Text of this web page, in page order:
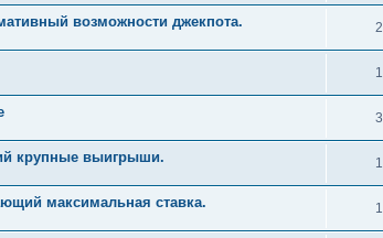
возможности джекпота. 2
1
3
крупные выигрыши. 1
максимальная ставка. 1